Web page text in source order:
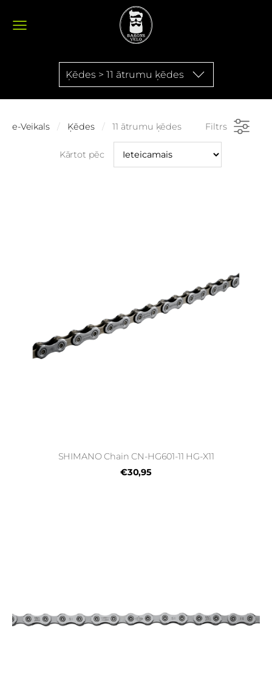
Ķēdes > 11 ātrumu ķēdes
e-Veikals Ķēdes 11 ātrumu ķēdes Filtrs
Kārtot pēc
SHIMANO Chain CN-HG601-11 HG-X11
€30,95